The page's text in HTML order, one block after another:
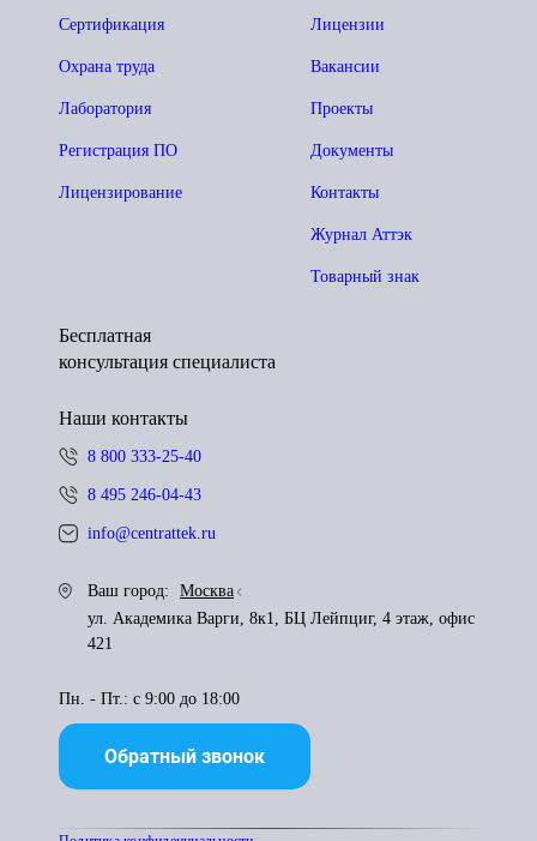
Лицензии
Вакансии
Проекты
Документы
Контакты
Журнал Аттэк
Товарный знак
Сертификация
Охрана труда
Лаборатория
Регистрация ПО
Лицензирование
Бесплатная
консультация специалиста
Наши контакты
8 800 333-25-40
8 495 246-04-43
info@centrattek.ru
Ваш город:
Москва
ул. Академика Варги, 8к1, БЦ Лейпциг, 4 этаж, офис
421
Пн. - Пт.: с 9:00 до 18:00
Обратный звонок